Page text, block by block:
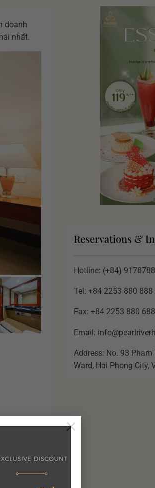
×
doanh
nhất.
Reservations &
Hotline: (+84)
Tel: +84 2253 880 888
Fax: +84 2253 880 688
Email:
Address: No. 93
Ward, Hai Phong City,